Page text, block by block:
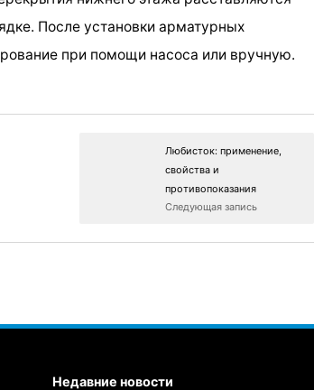
После установки арматурных
при помощи насоса или вручную.
Любисток: применение,
свойства и
противопоказания
Следующая запись
Недавние новости